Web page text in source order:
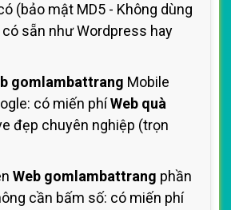
(bảo mật MD5 - Không dùng
có sẵn như Wordpress hay
gomlambattrang Mobile
có miến phíWeb quà
đẹp chuyên nghiệp (trọn
Web gomlambattrang phần
cần bấm số: có miến phí